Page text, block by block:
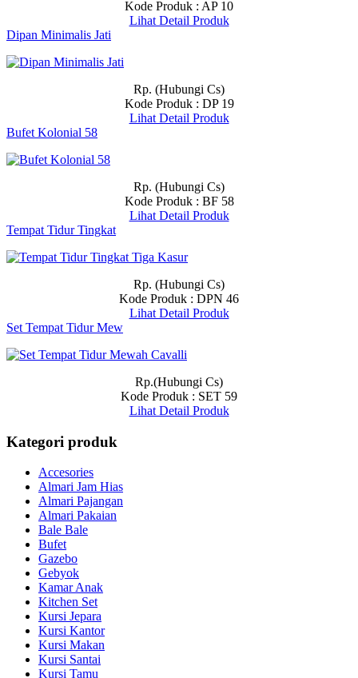
Kode Produk : AP 10
Lihat Detail Produk
Dipan Minimalis Jati
Rp. (Hubungi Cs)
Kode Produk : DP 19
Lihat Detail Produk
Bufet Kolonial 58
Rp. (Hubungi Cs)
Kode Produk : BF 58
Lihat Detail Produk
Tempat Tidur Tingkat
Rp. (Hubungi Cs)
Kode Produk : DPN 46
Lihat Detail Produk
Set Tempat Tidur Mew
Rp.(Hubungi Cs)
Kode Produk : SET 59
Lihat Detail Produk
Kategori produk
Accesories
Almari Jam Hias
Almari Pajangan
Almari Pakaian
Bale Bale
Bufet
Gazebo
Gebyok
Kamar Anak
Kitchen Set
Kursi Jepara
Kursi Kantor
Kursi Makan
Kursi Santai
Kursi Tamu